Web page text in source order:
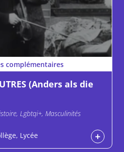
complémentaires
(Anders als die
Lgbtqi+, Masculinités
Lycée